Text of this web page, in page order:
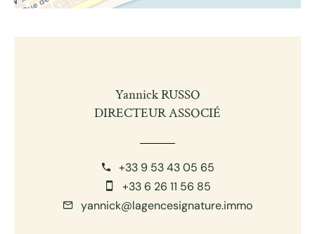
Yannick RUSSO
DIRECTEUR ASSOCIÉ
+33 9 53 43 05 65
+33 6 26 11 56 85
yannick@lagencesignature.immo